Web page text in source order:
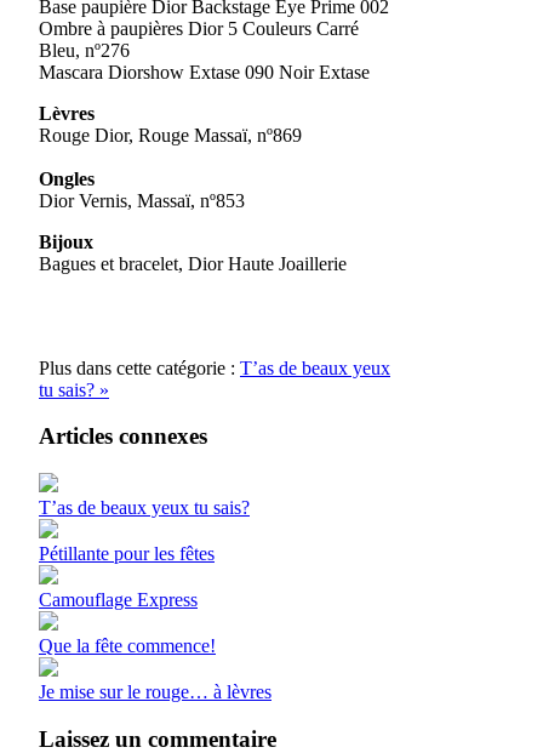
Base paupière Dior Backstage Eye Prime 002
Ombre à paupières Dior 5 Couleurs Carré
Bleu, nº276
Mascara Diorshow Extase 090 Noir Extase
Lèvres
Rouge Dior, Rouge Massaï, nº869
Ongles
Dior Vernis, Massaï, nº853
Bijoux
Bagues et bracelet, Dior Haute Joaillerie
Plus dans cette catégorie : T’as de beaux yeux
tu sais? »
Articles connexes
T’as de beaux yeux tu sais?
Pétillante pour les fêtes
Camouflage Express
Que la fête commence!
Je mise sur le rouge… à lèvres
Laissez un commentaire